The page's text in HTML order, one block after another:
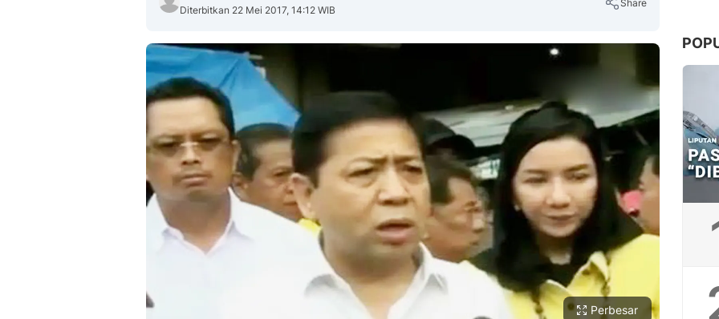
Diterbitkan 22 Mei 2017, 14:12 WIB
Share
Copy Link
Perbesar